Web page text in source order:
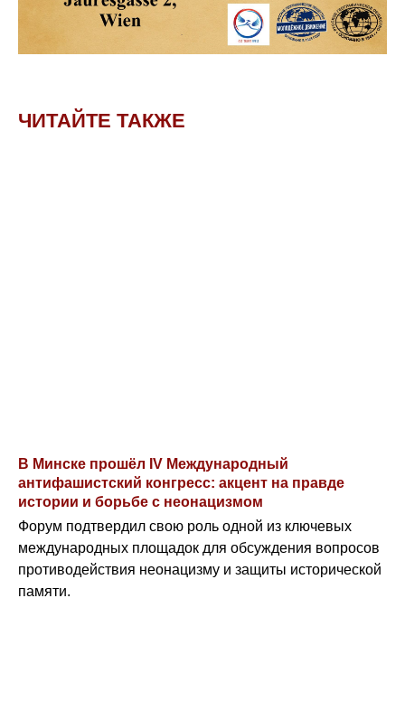
ЧИТАЙТЕ ТАКЖЕ
В Минске прошёл IV Международный
антифашистский конгресс: акцент на правде
истории и борьбе с неонацизмом
Форум подтвердил свою роль одной из ключевых
международных площадок для обсуждения вопросов
противодействия неонацизму и защиты исторической
памяти.